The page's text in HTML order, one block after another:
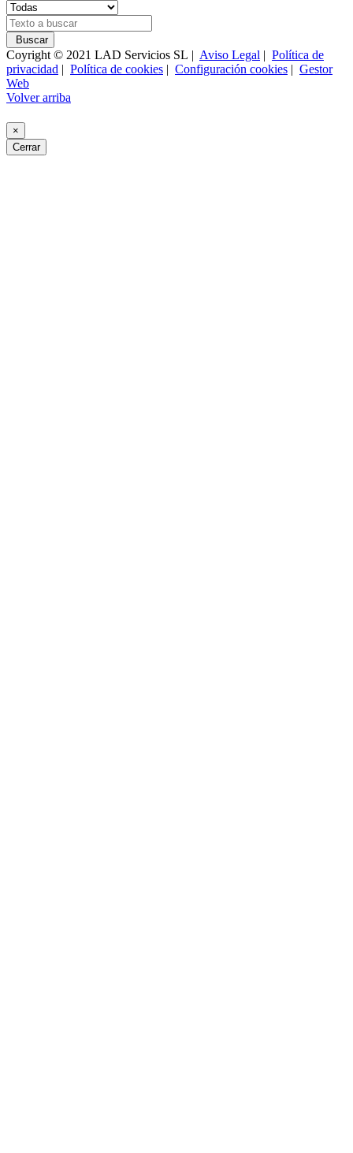
Buscar
Coyright © 2021 LAD Servicios SL | Aviso Legal | Política de
privacidad | Política de cookies | Configuración cookies | Gestor
Web
Volver arriba
×
Cerrar